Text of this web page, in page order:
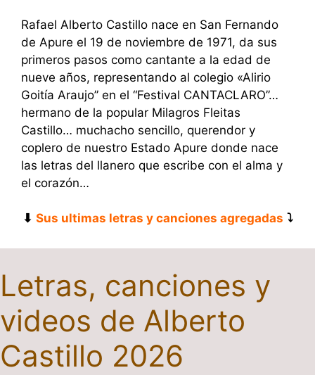
Rafael Alberto Castillo nace en San Fernando
de Apure el 19 de noviembre de 1971, da sus
primeros pasos como cantante a la edad de
nueve años, representando al colegio «Alirio
Goitía Araujo” en el “Festival CANTACLARO”…
hermano de la popular Milagros Fleitas
Castillo… muchacho sencillo, querendor y
coplero de nuestro Estado Apure donde nace
las letras del llanero que escribe con el alma y
el corazón…
⬇ Sus ultimas letras y canciones agregadas ⤵
Letras, canciones y
videos de Alberto
Castillo 2026